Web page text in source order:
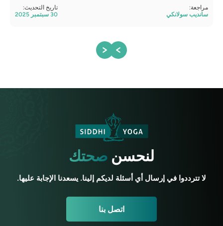
مراجعة:
سانديب سولانكي
تاريخ التحديث:
30 سبتمبر 2025
لنحسنصحتك
لا تترددوا في إرسال أي أسئلة لديكم إلينا. يسعدنا الإجابة عليها.
اتصل بنا